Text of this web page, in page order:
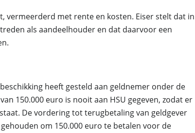
vermeerderd met rente en kosten. Eiser stelt dat in
als aandeelhouder en dat daarvoor een
heeft gesteld aan geldnemer onder de
150.000 euro is nooit aan HSU gegeven, zodat er
De vordering tot terugbetaling van geldgever
om 150.000 euro te betalen voor de